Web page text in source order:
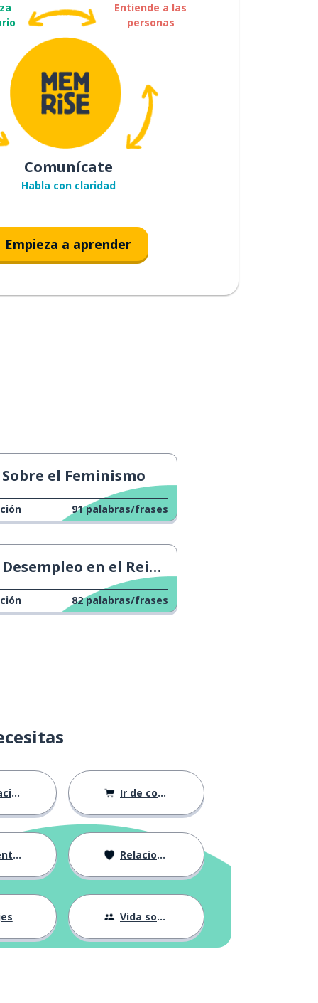
Entiende a las
personas
Comunícate
Habla con claridad
Empieza a aprender
Sobre el Feminismo
91 palabras/frases
Desempleo en el Reino Unido
82 palabras/frases
Ir de compras
Relaciones
Vida social